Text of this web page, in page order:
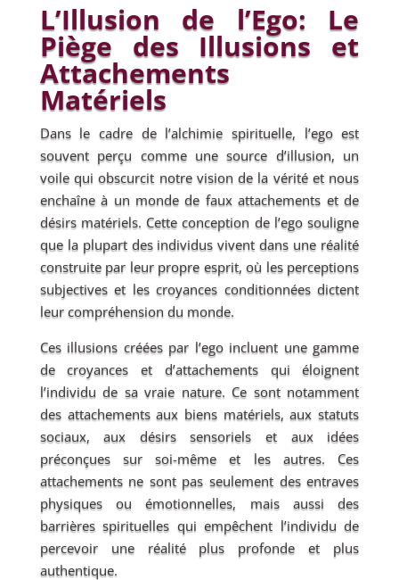
L’Illusion de l’Ego: Le
Piège des Illusions et
Attachements
Matériels
Dans le cadre de l’alchimie spirituelle, l’ego est
souvent perçu comme une source d’illusion, un
voile qui obscurcit notre vision de la vérité et nous
enchaîne à un monde de faux attachements et de
désirs matériels. Cette conception de l’ego souligne
que la plupart des individus vivent dans une réalité
construite par leur propre esprit, où les perceptions
subjectives et les croyances conditionnées dictent
leur compréhension du monde.
Ces illusions créées par l’ego incluent une gamme
de croyances et d’attachements qui éloignent
l’individu de sa vraie nature. Ce sont notamment
des attachements aux biens matériels, aux statuts
sociaux, aux désirs sensoriels et aux idées
préconçues sur soi-même et les autres. Ces
attachements ne sont pas seulement des entraves
physiques ou émotionnelles, mais aussi des
barrières spirituelles qui empêchent l’individu de
percevoir une réalité plus profonde et plus
authentique.